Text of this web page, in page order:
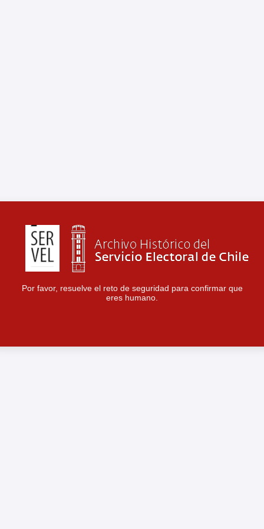
Por favor, resuelve el reto de seguridad para confirmar que
eres humano.